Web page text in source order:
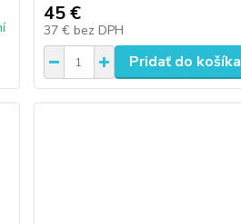
45 €
37 € bez DPH
Pridať do košíka